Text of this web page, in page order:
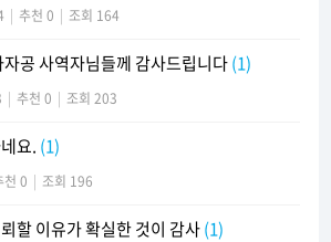
| 추천 0 | 조회 164
공 사역자님들께 감사드립니다(1)
| 추천 0 | 조회 203
요. (1)
천 0 | 조회 196
할 이유가 확실한 것이 감사(1)